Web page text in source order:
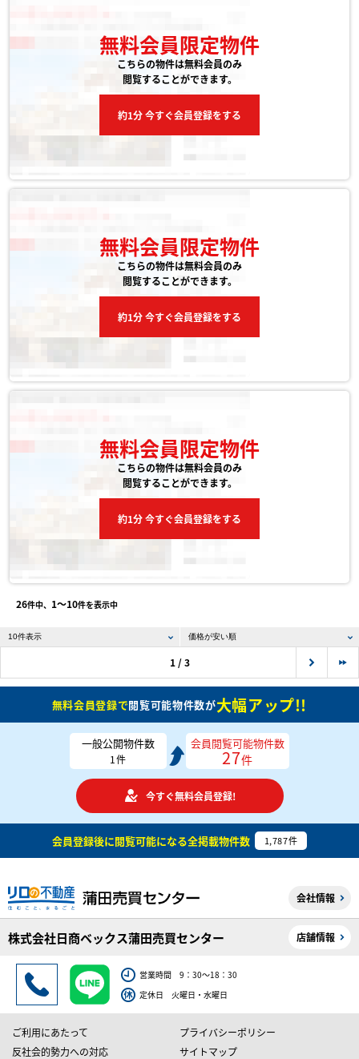
無料会員限定物件
こちらの物件は無料会員のみ
閲覧することができます。
約1分 今すぐ会員登録をする
無料会員限定物件
こちらの物件は無料会員のみ
閲覧することができます。
約1分 今すぐ会員登録をする
無料会員限定物件
こちらの物件は無料会員のみ
閲覧することができます。
約1分 今すぐ会員登録をする
26件中、 1〜10件を表示中
1 / 3
無料会員登録で閲覧可能物件数が大幅アップ!!
一般公開物件数
1件
会員閲覧可能物件数
27件
今すぐ無料会員登録!
会員登録後に閲覧可能になる全掲載物件数 1,787件
会社情報
株式会社日商ベックス蒲田売買センター 店舗情報
営業時間 9：30～18：30
定休日 火曜日・水曜日
ご利用にあたって
プライバシーポリシー
反社会的勢力への対応
サイトマップ